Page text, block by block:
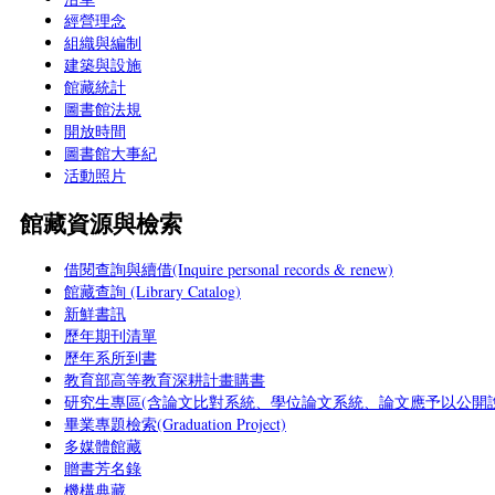
經營理念
組織與編制
建築與設施
館藏統計
圖書館法規
開放時間
圖書館大事紀
活動照片
館藏資源與檢索
借閱查詢與續借(Inquire personal records & renew)
館藏查詢 (Library Catalog)
新鮮書訊
歷年期刊清單
歷年系所到書
教育部高等教育深耕計畫購書
研究生專區(含論文比對系統、學位論文系統、論文應予以公開
畢業專題檢索(Graduation Project)
多媒體館藏
贈書芳名錄
機構典藏